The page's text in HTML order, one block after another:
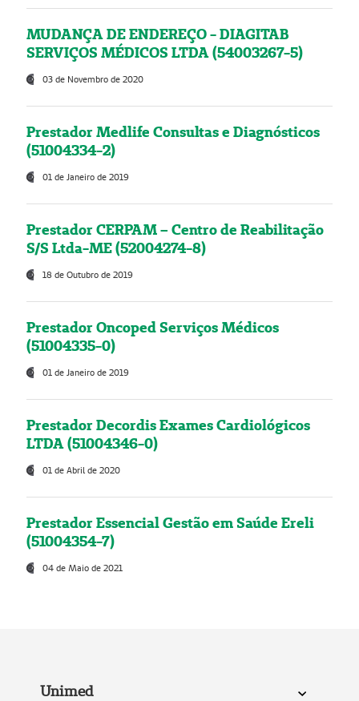
MUDANÇA DE ENDEREÇO - DIAGITAB
SERVIÇOS MÉDICOS LTDA (54003267-5)
03 de Novembro de 2020
Prestador Medlife Consultas e Diagnósticos
(51004334-2)
01 de Janeiro de 2019
Prestador CERPAM – Centro de Reabilitação
S/S Ltda-ME (52004274-8)
18 de Outubro de 2019
Prestador Oncoped Serviços Médicos
(51004335-0)
01 de Janeiro de 2019
Prestador Decordis Exames Cardiológicos
LTDA (51004346-0)
01 de Abril de 2020
Prestador Essencial Gestão em Saúde Ereli
(51004354-7)
04 de Maio de 2021
Unimed